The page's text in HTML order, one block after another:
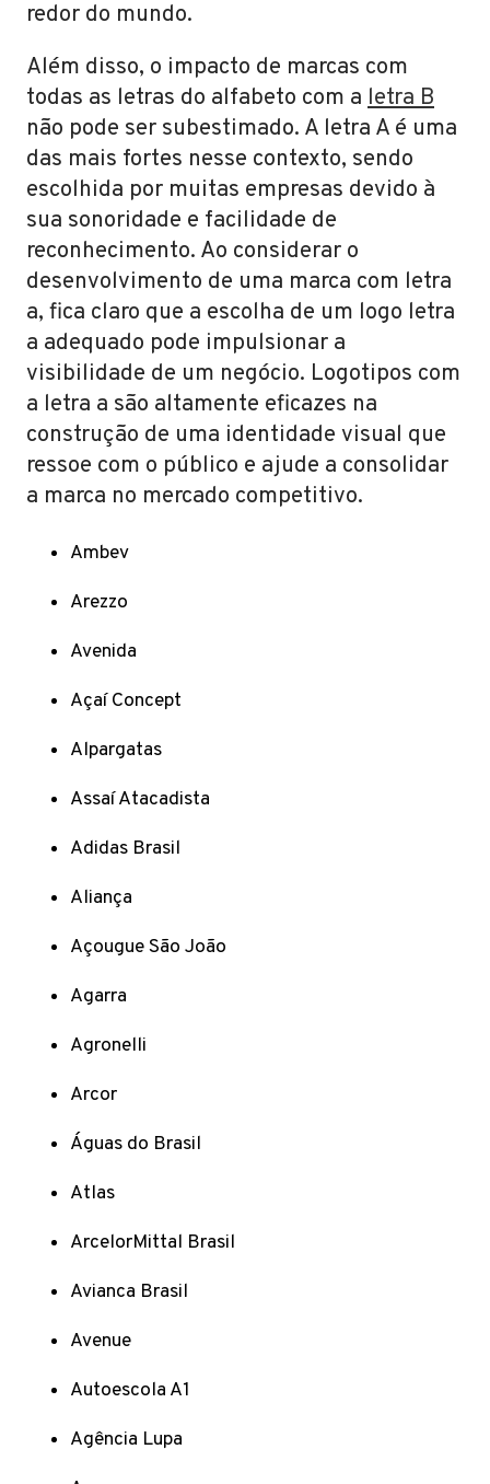
redor do mundo.
Além disso, o impacto de marcas com
todas as letras do alfabeto com a letra B
não pode ser subestimado. A letra A é uma
das mais fortes nesse contexto, sendo
escolhida por muitas empresas devido à
sua sonoridade e facilidade de
reconhecimento. Ao considerar o
desenvolvimento de uma marca com letra
a, fica claro que a escolha de um logo letra
a adequado pode impulsionar a
visibilidade de um negócio. Logotipos com
a letra a são altamente eficazes na
construção de uma identidade visual que
ressoe com o público e ajude a consolidar
a marca no mercado competitivo.
Ambev
Arezzo
Avenida
Açaí Concept
Alpargatas
Assaí Atacadista
Adidas Brasil
Aliança
Açougue São João
Agarra
Agronelli
Arcor
Águas do Brasil
Atlas
ArcelorMittal Brasil
Avianca Brasil
Avenue
Autoescola A1
Agência Lupa